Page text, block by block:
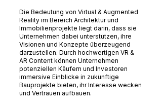
Die Bedeutung von Virtual & Augmented
Reality im Bereich Architektur und
Immobilienprojekte liegt darin, dass sie
Unternehmen dabei unterstützen, ihre
Visionen und Konzepte überzeugend
darzustellen. Durch hochwertigen VR &
AR Content können Unternehmen
potenziellen Käufern und Investoren
immersive Einblicke in zukünftige
Bauprojekte bieten, ihr Interesse wecken
und Vertrauen aufbauen.